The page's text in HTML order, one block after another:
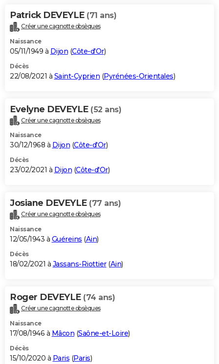
Patrick DEVEYLE (71 ans)
Créer une cagnotte obsèques
Naissance
05/11/1949 à Dijon (Côte-d'Or)
Décès
22/08/2021 à Saint-Cyprien (Pyrénées-Orientales)
Evelyne DEVEYLE (52 ans)
Créer une cagnotte obsèques
Naissance
30/12/1968 à Dijon (Côte-d'Or)
Décès
23/02/2021 à Dijon (Côte-d'Or)
Josiane DEVEYLE (77 ans)
Créer une cagnotte obsèques
Naissance
12/05/1943 à Guéreins (Ain)
Décès
18/02/2021 à Jassans-Riottier(Ain)
Roger DEVEYLE (74 ans)
Créer une cagnotte obsèques
Naissance
17/08/1946 à Mâcon (Saône-et-Loire)
Décès
15/10/2020 à Paris (Paris)